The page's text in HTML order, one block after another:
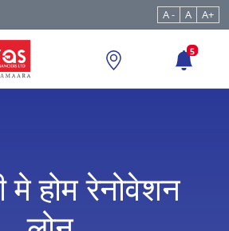
A - A A+
5
मे होम रेनोवेशन